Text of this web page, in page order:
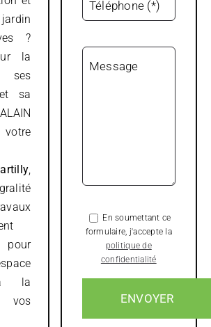
jardin
?
la
ses
sa
la
vos
Téléphone (*)
Message
En soumettant ce
formulaire, j'accepte la
politique de
confidentialité